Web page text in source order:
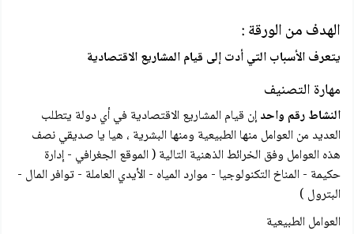
الهدف من الورقة :
يتعرف الأسباب التي أدت إلى قيام المشاريع الاقتصادية
مهارة التصنيف
النشاط رقم واحدإن قيام المشاريع الاقتصادية في أي دولة يتطلب
العديد من العوامل منها الطبيعية ومنها البشرية ، هيا يا صديقي نصف
هذه العوامل وفق الخرائط الذهنية التالية ( الموقع الجغرافي - إدارة
حكيمة - المناخ التكنولوجيا - موارد المياه - الأيدي العاملة - توافر المال -
البترول )
العوامل الطبيعية